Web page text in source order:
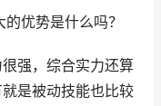
优势是什么吗？
强，综合实力还算
是被动技能也比较